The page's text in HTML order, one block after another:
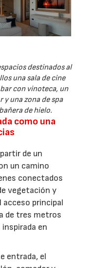
destinados al
una sala de cine
con vinoteca, un
y una zona de spa
de hielo.
como una
de un
un camino
conectados
vegetación y
acceso principal
de tres metros
en
entrada, el